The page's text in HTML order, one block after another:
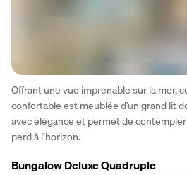
Offrant une vue imprenable sur la mer,
confortable est meublée d’un grand lit
avec élégance et permet de
perd à l’horizon.
Bungalow Deluxe Quadruple